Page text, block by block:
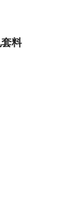
料